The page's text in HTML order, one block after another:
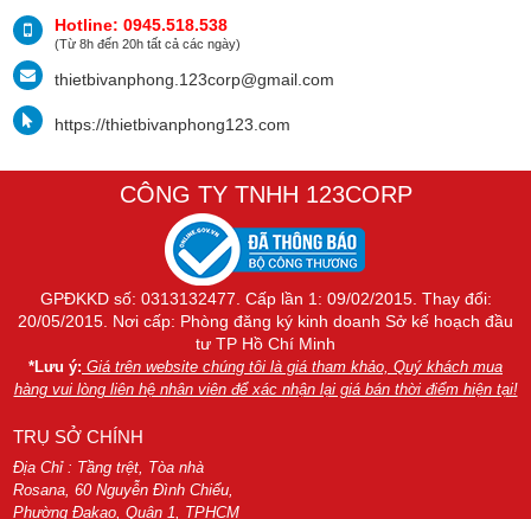
Hotline: 0945.518.538
(Từ 8h đến 20h tất cả các ngày)
thietbivanphong.123corp@gmail.com
https://thietbivanphong123.com
CÔNG TY TNHH 123CORP
GPĐKKD số: 0313132477. Cấp lần 1: 09/02/2015. Thay đổi:
20/05/2015. Nơi cấp: Phòng đăng ký kinh doanh Sở kế hoạch đầu
tư TP Hồ Chí Minh
*Lưu ý: Giá trên website chúng tôi là giá tham khảo, Quý khách mua
hàng vui lòng liên hệ nhân viên để xác nhận lại giá bán thời điểm hiện tại!
TRỤ SỞ CHÍNH
Địa Chỉ : Tầng trệt, Tòa nhà
Rosana, 60 Nguyễn Đình Chiểu,
Phường Đakao, Quận 1, TPHCM